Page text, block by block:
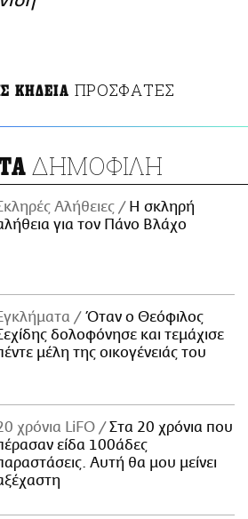
ΚΗΔΕΙΑ ΠΡΟΣΦΑΤΕΣ
ΔΗΜΟΦΙΛΗ
Αλήθειες
H σκληρή
για τον Πάνο Βλάχο
Όταν ο Θεόφιλος
δολοφόνησε και τεμάχισε
μέλη της οικογένειάς του
χρόνια LiFO
Στα 20 χρόνια που
είδα 100άδες
Αυτή θα μου μείνει